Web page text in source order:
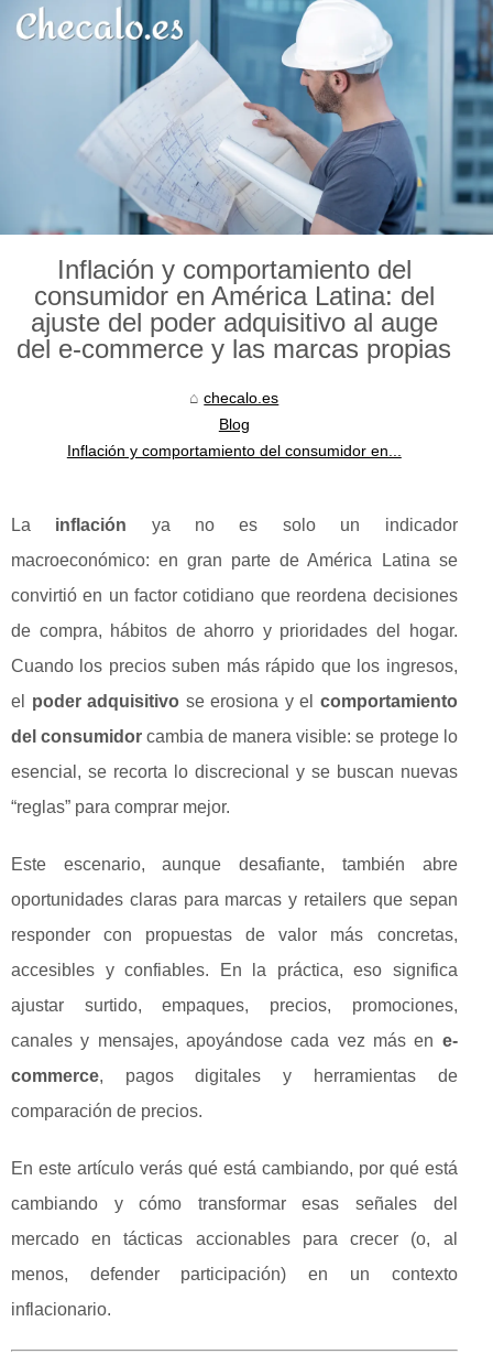
Inflación y comportamiento del
consumidor en América Latina: del
ajuste del poder adquisitivo al auge
del e-commerce y las marcas propias
checalo.es
Blog
Inflación y comportamiento del consumidor en...
La inflación ya no es solo un indicador
macroeconómico: en gran parte de América Latina se
convirtió en un factor cotidiano que reordena decisiones
de compra, hábitos de ahorro y prioridades del hogar.
Cuando los precios suben más rápido que los ingresos,
el poder adquisitivo se erosiona y el comportamiento
del consumidor cambia de manera visible: se protege lo
esencial, se recorta lo discrecional y se buscan nuevas
“reglas” para comprar mejor.
Este escenario, aunque desafiante, también abre
oportunidades claras para marcas y retailers que sepan
responder con propuestas de valor más concretas,
accesibles y confiables. En la práctica, eso significa
ajustar surtido, empaques, precios, promociones,
canales y mensajes, apoyándose cada vez más en e-
commerce, pagos digitales y herramientas de
comparación de precios.
En este artículo verás qué está cambiando, por qué está
cambiando y cómo transformar esas señales del
mercado en tácticas accionables para crecer (o, al
menos, defender participación) en un contexto
inflacionario.